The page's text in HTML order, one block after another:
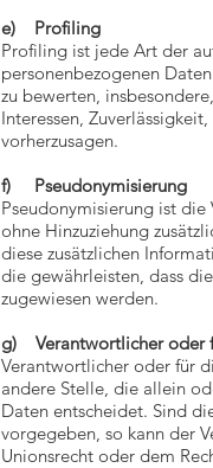
e) Profiling
Profiling ist jede Art der
personenbezogenen
zu bewerten,
Interessen,
vorherzusagen.
f) Pseudonymisierung
Pseudonymisierung ist
ohne Hinzuziehung
diese zusätzlichen
die gewährleisten, dass
zugewiesen werden.
g) Verantwortlicher oder
Verantwortlicher oder für
andere Stelle, die allein
Daten entscheidet. Sind
vorgegeben, so kann der
Unionsrecht oder dem